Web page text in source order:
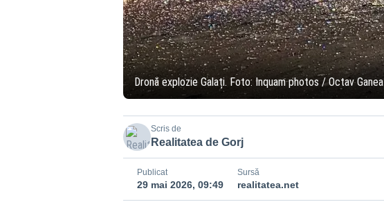
Dronă explozie Galați. Foto: Inquam photos / Octav Ganea
Scris de
Realitatea de Gorj
Publicat
29 mai 2026, 09:49
Sursă
realitatea.net